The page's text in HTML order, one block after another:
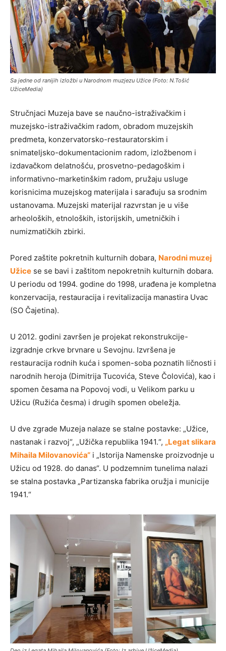
Sa jedne od ranijih izložbi u Narodnom muzjezu Užice (Foto: N.Tošić
UžiceMedia)
Stručnjaci Muzeja bave se naučno-istraživačkim i
muzejsko-istraživačkim radom, obradom muzejskih
predmeta, konzervatorsko-restauratorskim i
snimateljsko-dokumentacionim radom, izložbenom i
izdavačkom delatnošću, prosvetno-pedagoškim i
informativno-marketinškim radom, pružaju usluge
korisnicima muzejskog materijala i sarađuju sa srodnim
ustanovama. Muzejski materijal razvrstan je u više
arheoloških, etnoloških, istorijskih, umetničkih i
numizmatičkih zbirki.
Pored zaštite pokretnih kulturnih dobara, Narodni muzej
Užice se se bavi i zaštitom nepokretnih kulturnih dobara.
U periodu od 1994. godine do 1998, urađena je kompletna
konzervacija, restauracija i revitalizacija manastira Uvac
(SO Čajetina).
U 2012. godini završen je projekat rekonstrukcije-
izgradnje crkve brvnare u Sevojnu. Izvršena je
restauracija rodnih kuća i spomen-soba poznatih ličnosti i
narodnih heroja (Dimitrija Tucovića, Steve Čolovića), kao i
spomen česama na Popovoj vodi, u Velikom parku u
Užicu (Ružića česma) i drugih spomen obeležja.
U dve zgrade Muzeja nalaze se stalne postavke: „Užice,
nastanak i razvoj“, „Užička republika 1941.“, „Legat slikara
Mihaila Milovanovića“ i „Istorija Namenske proizvodnje u
Užicu od 1928. do danas“. U podzemnim tunelima nalazi
se stalna postavka „Partizanska fabrika oružja i municije
1941.“